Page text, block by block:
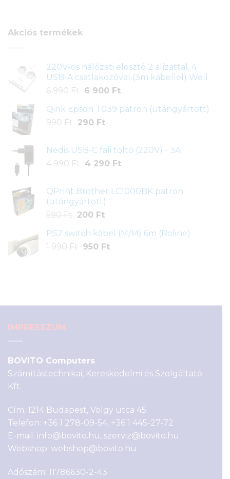
Akciós termékek
220V-os hálózati elosztó 2 aljzattal, 4
USB-A csatlakozóval (3m kábellel) Well
6 990 Ft
Original
was:
6
6 900 FtCurrent
is:
Qink Epson T039 patron (utángyártott)
990 Ft
Original
990 Ft.
290 FtCurrent
290 Ft.
Nedis USB-C fali töltő (220V) - 3A
4 990 Ft
Original
4
990 Ft.
4 290 FtCurrent
4
QPrint Brother LC1000BK patron
(utángyártott)
590 Ft
Original
was:
590 Ft.
200 FtCurrent
is:
200 Ft.
PS2 switch kábel (M/M) 6m (Roline)
1 990 Ft
Original
950 FtCurrent
IMPRESSZUM
BOVITO Computers
Számítástechnikai, Kereskedelmi és Szolgáltató
Kft.
Cím: 1214 Budapest, Völgy utca 45.
Telefon: +36 1 278-09-54, +36 1 445-27-72
E-mail: info@bovito.hu, szerviz@bovito.hu
Webshop: webshop@bovito.hu
Adószám: 11786630-2-43